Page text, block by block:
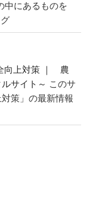
中にあるものを
向上対策 ｜ 農
サイト～ このサ
策」の最新情報